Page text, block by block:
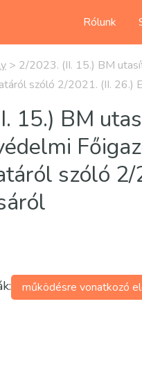
Rólunk
> 2/2023. (II. 15.) BM
szóló 2/2021. (II. 26.)
15.) BM
szóló
működésre vonatkozó